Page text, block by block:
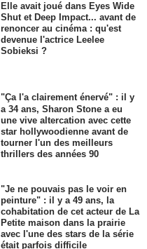
Elle avait joué dans Eyes Wide
Shut et Deep Impact... avant de
renoncer au cinéma : qu'est
devenue l'actrice Leelee
Sobieksi ?
"Ça l'a clairement énervé" : il y
a 34 ans, Sharon Stone a eu
une vive altercation avec cette
star hollywoodienne avant de
tourner l'un des meilleurs
thrillers des années 90
"Je ne pouvais pas le voir en
peinture" : il y a 49 ans, la
cohabitation de cet acteur de La
Petite maison dans la prairie
avec l'une des stars de la série
était parfois difficile